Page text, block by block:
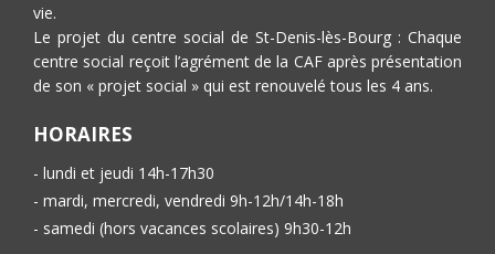
vie.
Le projet du centre social de St-Denis-lès-Bourg : Chaque
centre social reçoit l’agrément de la CAF après présentation
de son « projet social » qui est renouvelé tous les 4 ans.
HORAIRES
- lundi et jeudi 14h-17h30
- mardi, mercredi, vendredi 9h-12h/14h-18h
- samedi (hors vacances scolaires) 9h30-12h